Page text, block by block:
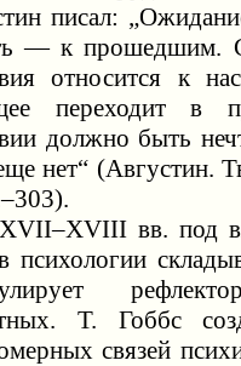
писал:
— к прошедшим.
относится к
переходит в
должно быть
нет“ (Августин.
вв. под
психологии
Т. Гоббс
связей